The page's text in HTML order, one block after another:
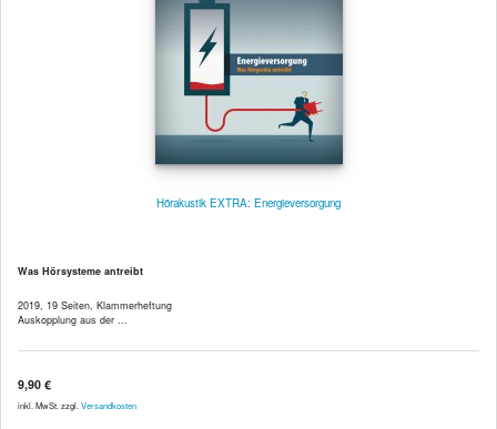
Hörakustik EXTRA: Energieversorgung
Was Hörsysteme antreibt
2019, 19 Seiten, Klammerheftung
Auskopplung aus der ...
9,90 €
inkl. MwSt. zzgl. Versandkosten